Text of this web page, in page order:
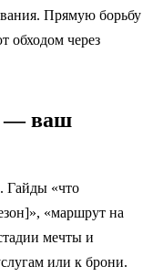
Прямую борьбу
через
— ваш
Гайды «что
«маршрут на
мечты и
или к брони.